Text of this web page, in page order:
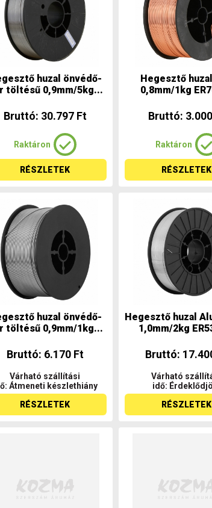
huzal önvédő-
töltésű 0,9mm/5kg...
Bruttó: 30.797 Ft
Raktáron
RÉSZLETEK
Hegesztő
0,8mm/1kg
Bruttó:
Raktáron
RÉSZLETEK
huzal önvédő-
töltésű 0,9mm/1kg...
Bruttó: 6.170 Ft
Várható szállítási
Átmeneti készlethiány
RÉSZLETEK
Hegesztő huzal
1,0mm/2kg
Bruttó:
Várható
idő:
RÉSZLETEK